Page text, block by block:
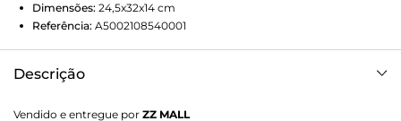
Dimensões: 24,5x32x14 cm
Referência: A5002108540001
Descrição
Vendido e entregue por ZZ MALL